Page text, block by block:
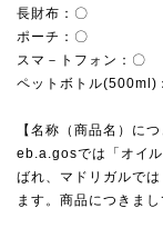
長財布：〇
ポーチ：〇
スマ－トフォン：〇
ペットボトル(500ml)
【名称（商品名）につ
eb.a.gosでは「オイ
ばれ、マドリガルで
ます。商品につきま